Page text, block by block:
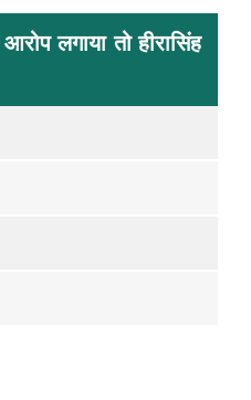
लगाया तो हीरासिंह